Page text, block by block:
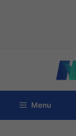
contenuto
Menu